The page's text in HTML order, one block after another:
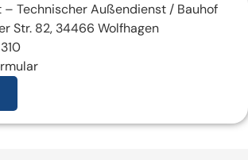
– Technischer Außendienst / Bauhof
Str. 82, 34466 Wolfhagen